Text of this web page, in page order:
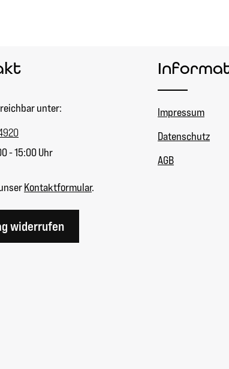
unter:
- 15:00 Uhr
Kontaktformular.
widerrufen
Impressum
Datenschutz
AGB